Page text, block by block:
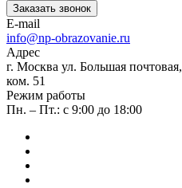
Заказать звонок
E-mail
info@np-obrazovanie.ru
Адрес
г. Москва ул. Большая
ком. 51
Режим работы
Пн. – Пт.: с 9:00 до 18:00